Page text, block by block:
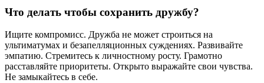
Что делать чтобы сохранить дружбу?
Ищите компромисс. Дружба не может строиться на
ультиматумах и безапелляционных суждениях. Развивайте
эмпатию. Стремитесь к личностному росту. Грамотно
расставляйте приоритеты. Открыто выражайте свои чувства.
Не замыкайтесь в себе.